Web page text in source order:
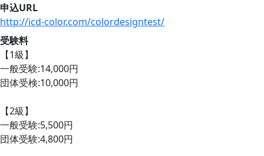
申込URL
http://icd-color.com/colordesigntest/
受験料
【1級】
一般受験:14,000円
団体受検:10,000円
【2級】
一般受験:5,500円
団体受験:4,800円